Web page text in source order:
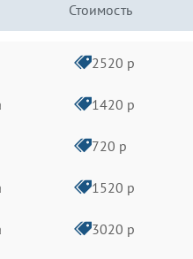
Стоимость
2520 р
1420 р
720 р
1520 р
3020 р